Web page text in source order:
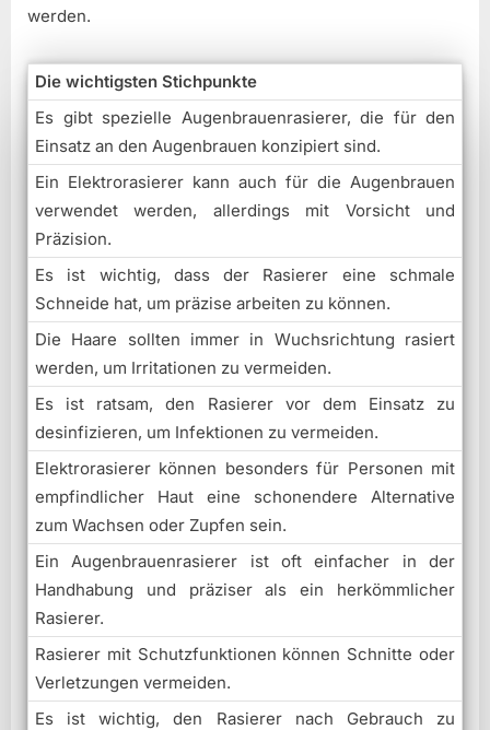
werden.
Die wichtigsten Stichpunkte
Es gibt spezielle Augenbrauenrasierer, die für den
Einsatz an den Augenbrauen konzipiert sind.
Ein Elektrorasierer kann auch für die Augenbrauen
verwendet werden, allerdings mit Vorsicht und
Präzision.
Es ist wichtig, dass der Rasierer eine schmale
Schneide hat, um präzise arbeiten zu können.
Die Haare sollten immer in Wuchsrichtung rasiert
werden, um Irritationen zu vermeiden.
Es ist ratsam, den Rasierer vor dem Einsatz zu
desinfizieren, um Infektionen zu vermeiden.
Elektrorasierer können besonders für Personen mit
empfindlicher Haut eine schonendere Alternative
zum Wachsen oder Zupfen sein.
Ein Augenbrauenrasierer ist oft einfacher in der
Handhabung und präziser als ein herkömmlicher
Rasierer.
Rasierer mit Schutzfunktionen können Schnitte oder
Verletzungen vermeiden.
Es ist wichtig, den Rasierer nach Gebrauch zu